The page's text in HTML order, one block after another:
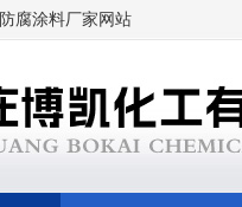
防腐涂料厂家网站